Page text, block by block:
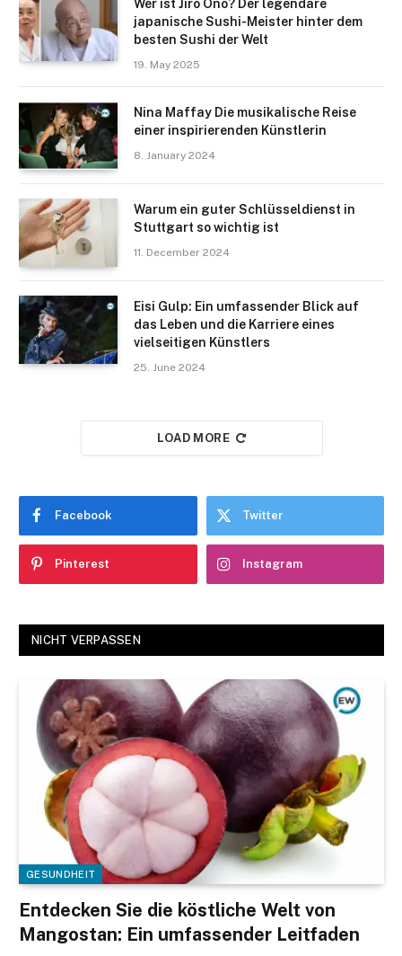
Wer ist Jiro Ono? Der legendäre
japanische Sushi-Meister hinter dem
besten Sushi der Welt
19. May 2025
Nina Maffay Die musikalische Reise
einer inspirierenden Künstlerin
8. January 2024
Warum ein guter Schlüsseldienst in
Stuttgart so wichtig ist
11. December 2024
Eisi Gulp: Ein umfassender Blick auf
das Leben und die Karriere eines
vielseitigen Künstlers
25. June 2024
LOAD MORE
Facebook Twitter
Pinterest Instagram
NICHT VERPASSEN
GESUNDHEIT
Entdecken Sie die köstliche Welt von
Mangostan: Ein umfassender Leitfaden